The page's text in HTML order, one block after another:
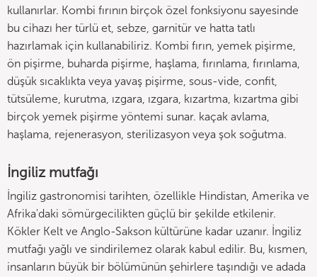
kullanırlar. Kombi fırının birçok özel fonksiyonu sayesinde
bu cihazı her türlü et, sebze, garnitür ve hatta tatlı
hazırlamak için kullanabiliriz. Kombi fırın, yemek pişirme,
ön pişirme, buharda pişirme, haşlama, fırınlama, fırınlama,
düşük sıcaklıkta veya yavaş pişirme, sous-vide, confit,
tütsüleme, kurutma, ızgara, ızgara, kızartma, kızartma gibi
birçok yemek pişirme yöntemi sunar. kaçak avlama,
haşlama, rejenerasyon, sterilizasyon veya şok soğutma.
İngiliz mutfağı
İngiliz gastronomisi tarihten, özellikle Hindistan, Amerika ve
Afrika'daki sömürgecilikten güçlü bir şekilde etkilenir.
Kökler Kelt ve Anglo-Sakson kültürüne kadar uzanır. İngiliz
mutfağı yağlı ve sindirilemez olarak kabul edilir. Bu, kısmen,
insanların büyük bir bölümünün şehirlere taşındığı ve adada